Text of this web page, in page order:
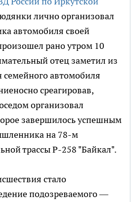
лично организовал
автомобиля своей
рано утром 10
отец заметил из
семейного автомобиля
среагировав,
организовал
завершилось успешным
на 78-м
трассы Р-258 "Байкал".
стало
подозреваемого —